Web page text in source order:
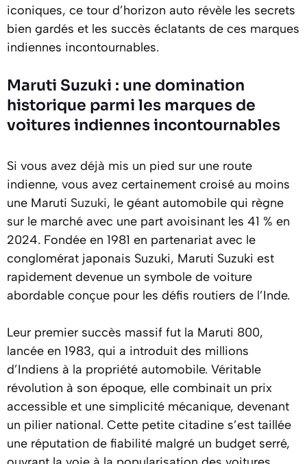
iconiques, ce tour d’horizon auto révèle les secrets
bien gardés et les succès éclatants de ces marques
indiennes incontournables.
Maruti Suzuki : une domination
historique parmi les marques de
voitures indiennes incontournables
Si vous avez déjà mis un pied sur une route
indienne, vous avez certainement croisé au moins
une Maruti Suzuki, le géant automobile qui règne
sur le marché avec une part avoisinant les 41 % en
2024. Fondée en 1981 en partenariat avec le
conglomérat japonais Suzuki, Maruti Suzuki est
rapidement devenue un symbole de voiture
abordable conçue pour les défis routiers de l’Inde.
Leur premier succès massif fut la Maruti 800,
lancée en 1983, qui a introduit des millions
d’Indiens à la propriété automobile. Véritable
révolution à son époque, elle combinait un prix
accessible et une simplicité mécanique, devenant
un pilier national. Cette petite citadine s’est taillée
une réputation de fiabilité malgré un budget serré,